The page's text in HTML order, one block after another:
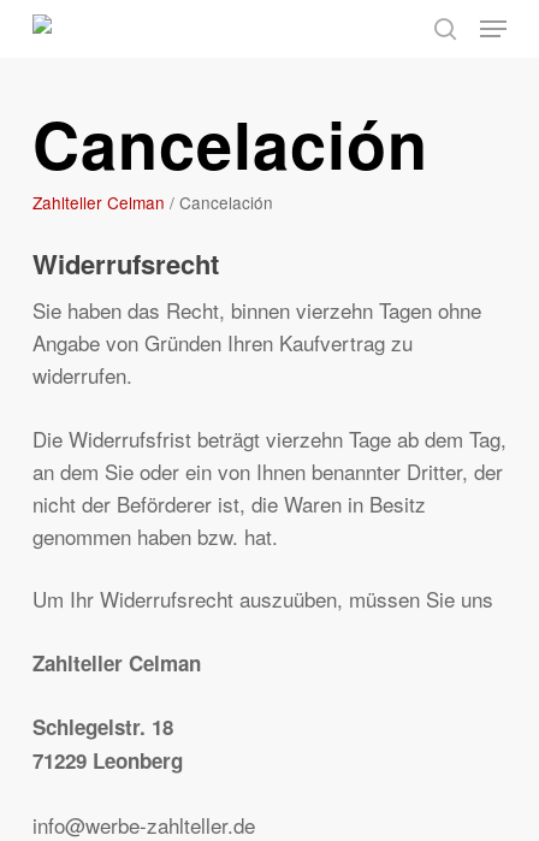
Skip
Menu
Cancelación
Zahlteller Celman / Cancelación
Widerrufsrecht
Sie haben das Recht, binnen vierzehn Tagen ohne
Angabe von Gründen Ihren Kaufvertrag zu
widerrufen.
Die Widerrufsfrist beträgt vierzehn Tage ab dem Tag,
an dem Sie oder ein von Ihnen benannter Dritter, der
nicht der Beförderer ist, die Waren in Besitz
genommen haben bzw. hat.
Um Ihr Widerrufsrecht auszuüben, müssen Sie uns
Zahlteller Celman
Schlegelstr. 18
71229 Leonberg
info@werbe-zahlteller.de